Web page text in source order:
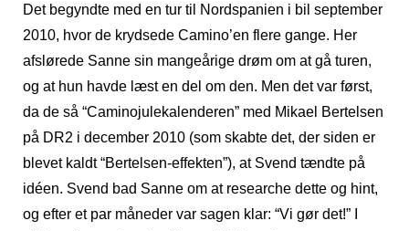
Det begyndte med en tur til Nordspanien i bil september
2010, hvor de krydsede Camino’en flere gange. Her
afslørede Sanne sin mangeårige drøm om at gå turen,
og at hun havde læst en del om den. Men det var først,
da de så “Caminojulekalenderen” med Mikael Bertelsen
på DR2 i december 2010 (som skabte det, der siden er
blevet kaldt “Bertelsen-effekten”), at Svend tændte på
idéen. Svend bad Sanne om at researche dette og hint,
og efter et par måneder var sagen klar: “Vi gør det!” I